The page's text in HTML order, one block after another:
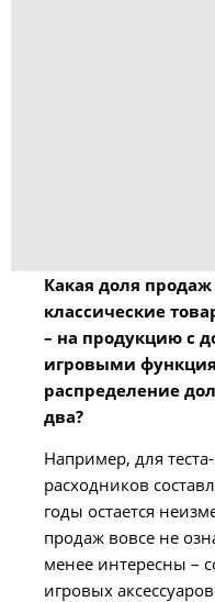
Какая доля
классические
– на продукцию с
игровыми
распределение
два?
Например, для
расходников
годы остается
продаж вовсе не
менее интересны –
игровых